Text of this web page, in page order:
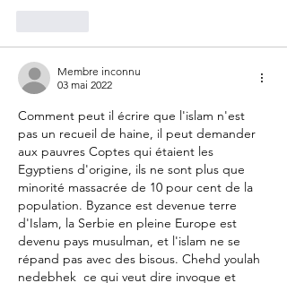
Membre inconnu
03 mai 2022
Comment peut il écrire que l'islam n'est
pas un recueil de haine, il peut demander
aux pauvres Coptes qui étaient les
Egyptiens d'origine, ils ne sont plus que
minorité massacrée de 10 pour cent de la
population. Byzance est devenue terre
d'Islam, la Serbie en pleine Europe est
devenu pays musulman, et l'islam ne se
répand pas avec des bisous. Chehd youlah
nedebhek  ce qui veut dire invoque et